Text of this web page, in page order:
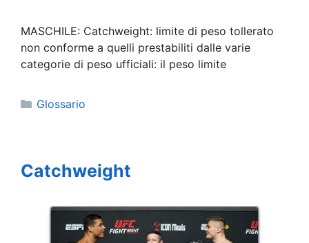
MASCHILE: Catchweight: limite di peso tollerato
non conforme a quelli prestabiliti dalle varie
categorie di peso ufficiali: il peso limite
Categorie
Glossario
Catchweight